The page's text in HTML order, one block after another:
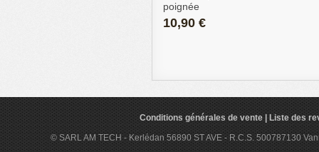
poignée
10,90 €
Conditions générales de vente| Liste des
© SARL AM TECH - Kerlédan 56890 ST AVE - R.C.S. 500787130